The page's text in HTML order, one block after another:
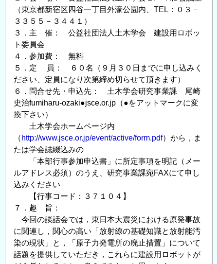
（東京都新宿区四谷一丁目外濠公園内、TEL：０３－
３３５５－３４４１）
３．主 催： 公益社団法人土木学会 建設用ロボッ
ト委員会
４．参加費： 無料
５．定 員： ６０名（９月３０日までに申し込みく
ださい、定員になり次第締め切らせて頂きます）
６．問合せ先・申込先： 土木学会研究事業課 尾崎
史治fumiharu-ozaki●jsce.or.jp（●をアットマークに変
換下さい）
土木学会ホームページ内
（ http://www.jsce.or.jp/event/active/form.pdf）から，ま
たは学会誌綴込みの
「本部行事参加申込書」に所定事項を明記（メー
ルアドレス必須）のうえ、研究事業課宛FAXにて申し
込みください
【行事コード：３７１０４】
７．趣 旨：
今回の談話会では，東日本大震災における原発事故
に関連し，関心の高い「放射線の基礎知識と放射能汚
染の現状」と，「原子力発電所の廃止措置」について
話題を提供していただき，これらに建設用ロボットが